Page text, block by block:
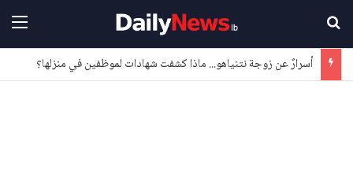
أسرارٌ عن زوجة نتنياهو... ماذا كشفت شهادات لموظفين في منزلها؟